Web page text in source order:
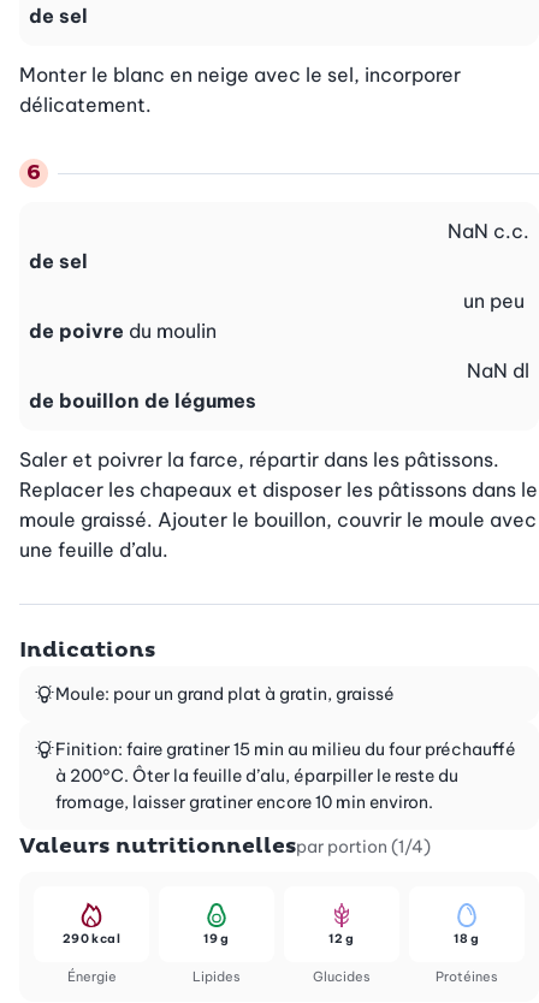
de sel
Monter le blanc en neige avec le sel, incorporer
délicatement.
de sel
NaN c.c.
de poivre du moulin
un peu
de bouillon de légumes
NaN dl
Saler et poivrer la farce, répartir dans les pâtissons.
Replacer les chapeaux et disposer les pâtissons dans le
moule graissé. Ajouter le bouillon, couvrir le moule avec
une feuille d’alu.
Indications
Moule: pour un grand plat à gratin, graissé
Finition: faire gratiner 15 min au milieu du four préchauffé
à 200°C. Ôter la feuille d’alu, éparpiller le reste du
fromage, laisser gratiner encore 10 min environ.
Valeurs nutritionnellespar portion (1/4)
Énergie
290 kcal
Lipides
19 g
Glucides
12 g
Protéines
18 g